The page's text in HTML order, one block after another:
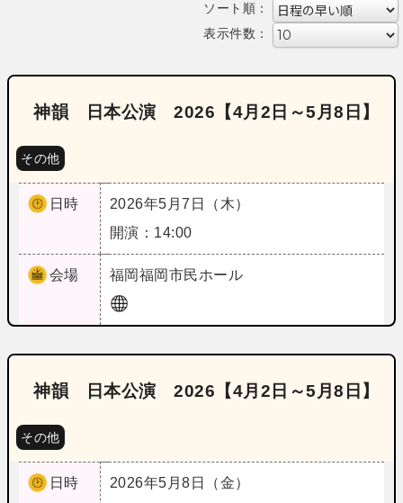
ソート順：
表示件数：
神韻 日本公演 2026【4月2日～5月8日】
その他
日時
2026年5月7日（木）
開演：14:00
会場 福岡福岡市民ホール
神韻 日本公演 2026【4月2日～5月8日】
その他
日時
2026年5月8日（金）